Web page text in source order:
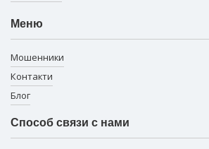
Меню
Мошенники
Контакти
Блог
Способ связи с нами